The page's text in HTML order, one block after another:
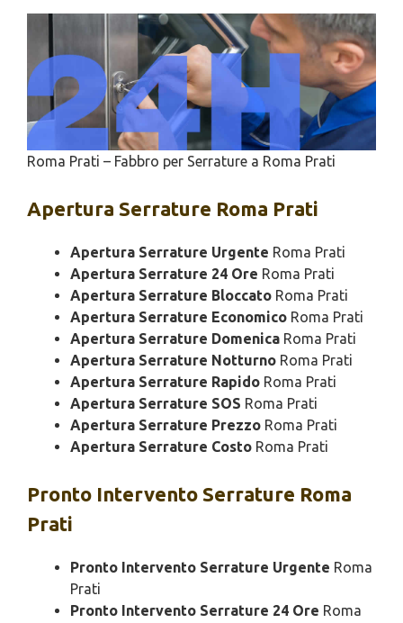
Roma Prati – Fabbro per Serrature a Roma Prati
Apertura Serrature Roma Prati
Apertura Serrature Urgente Roma Prati
Apertura Serrature 24 Ore Roma Prati
Apertura Serrature Bloccato Roma Prati
Apertura Serrature Economico Roma Prati
Apertura Serrature Domenica Roma Prati
Apertura Serrature Notturno Roma Prati
Apertura Serrature Rapido Roma Prati
Apertura Serrature SOS Roma Prati
Apertura Serrature Prezzo Roma Prati
Apertura Serrature Costo Roma Prati
Pronto Intervento Serrature Roma
Prati
Pronto Intervento Serrature Urgente Roma
Prati
Pronto Intervento Serrature 24 Ore Roma